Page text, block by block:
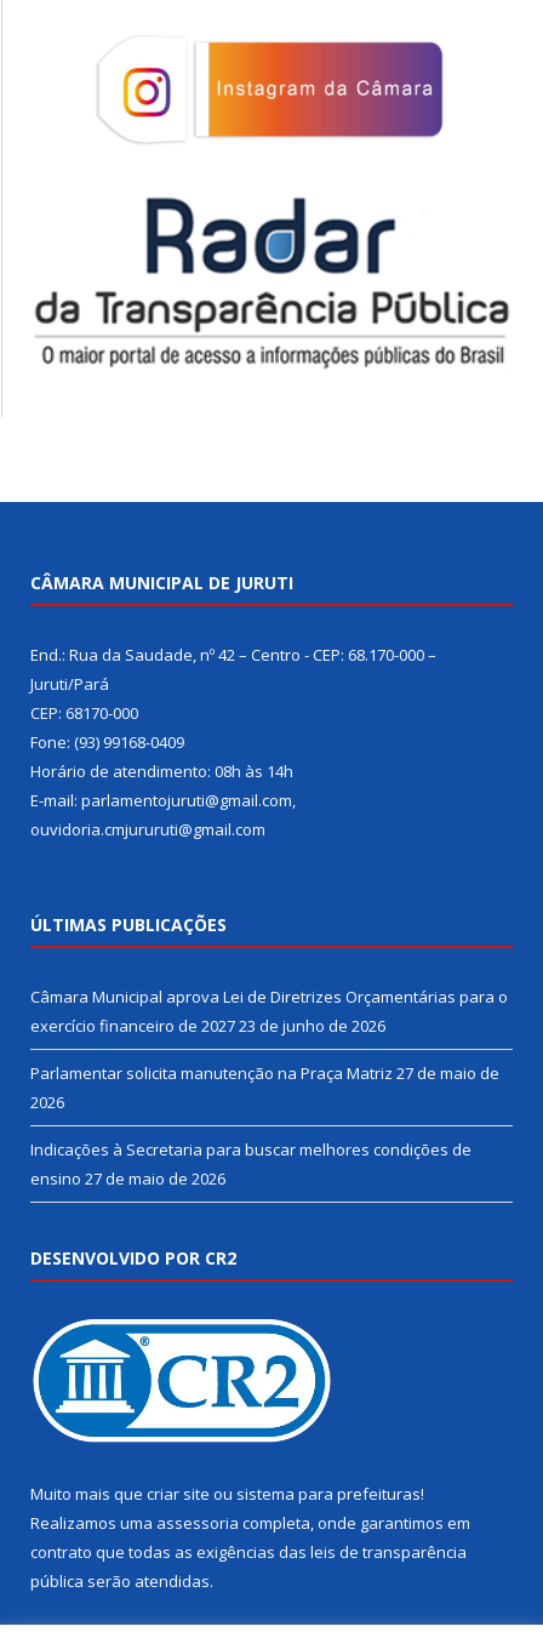
CÂMARA MUNICIPAL DE JURUTI
End.: Rua da Saudade, nº 42 – Centro - CEP: 68.170-000 –
Juruti/Pará
CEP: 68170-000
Fone: (93) 99168-0409
Horário de atendimento: 08h às 14h
E-mail: parlamentojuruti@gmail.com,
ouvidoria.cmjururuti@gmail.com
ÚLTIMAS PUBLICAÇÕES
Câmara Municipal aprova Lei de Diretrizes Orçamentárias para o
exercício financeiro de 202723 de junho de 2026
Parlamentar solicita manutenção na Praça Matriz 27 de maio de
2026
Indicações à Secretaria para buscar melhores condições de
ensino 27 de maio de 2026
DESENVOLVIDO POR CR2
Muito mais que criar site ou sistema para prefeituras!
Realizamos uma assessoria completa, onde garantimos em
contrato que todas as exigências das leis de transparência
pública serão atendidas.